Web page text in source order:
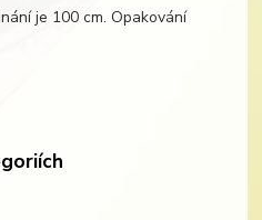
je 100 cm. Opakování